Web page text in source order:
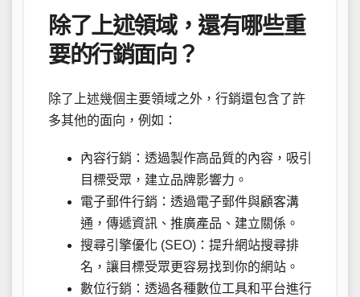
除了上述領域，還有哪些重
要的行銷面向？
除了上述幾個主要領域之外，行銷還包含了許
多其他的面向，例如：
內容行銷：透過製作高品質的內容，吸引
目標受眾，建立品牌影響力。
電子郵件行銷：透過電子郵件與顧客溝
通，傳遞資訊、推廣產品、建立關係。
搜尋引擎優化 (SEO)：提升網站搜尋排
名，讓目標受眾更容易找到你的網站。
數位行銷：透過各種數位工具和平台進行